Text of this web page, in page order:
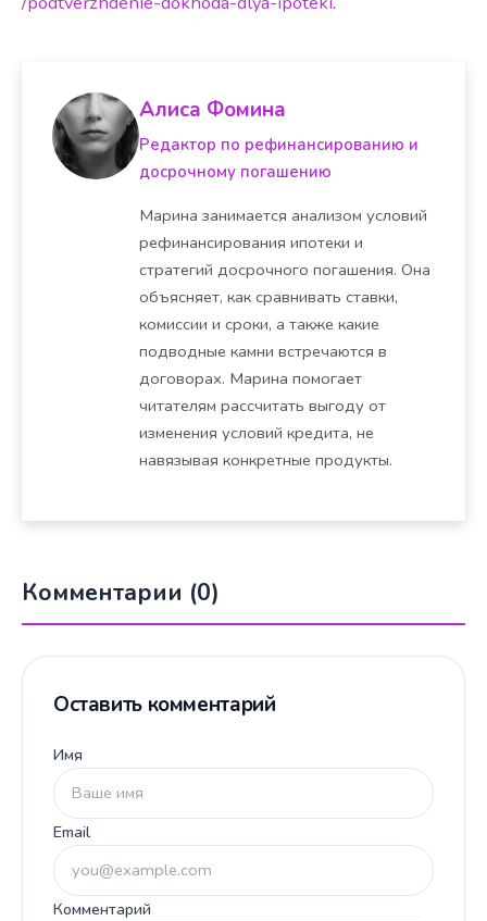
Алиса Фомина
Редактор по рефинансированию и
досрочному погашению
Марина занимается анализом условий
рефинансирования ипотеки и
стратегий досрочного погашения. Она
объясняет, как сравнивать ставки,
комиссии и сроки, а также какие
подводные камни встречаются в
договорах. Марина помогает
читателям рассчитать выгоду от
изменения условий кредита, не
навязывая конкретные продукты.
Комментарии (0)
Оставить комментарий
Имя
Email
Комментарий